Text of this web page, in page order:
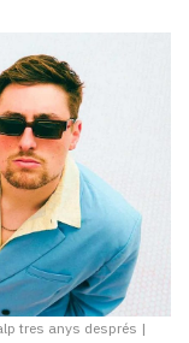
tres anys després |